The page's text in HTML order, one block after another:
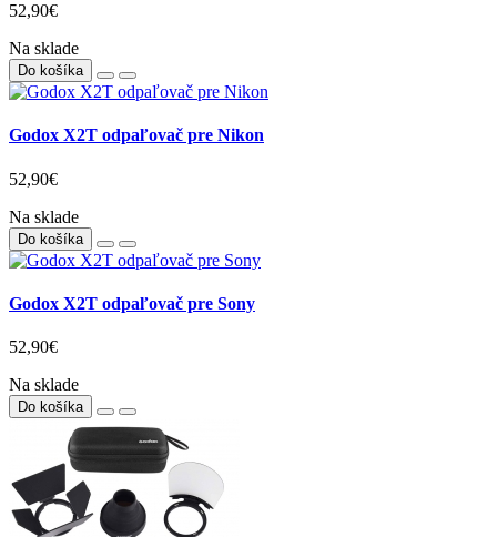
52,90€
Na sklade
Do košíka
Godox X2T odpaľovač pre Nikon
52,90€
Na sklade
Do košíka
Godox X2T odpaľovač pre Sony
52,90€
Na sklade
Do košíka